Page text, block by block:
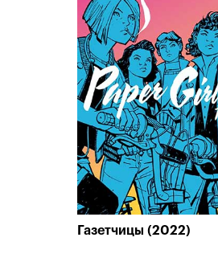
Газетчицы (2022)